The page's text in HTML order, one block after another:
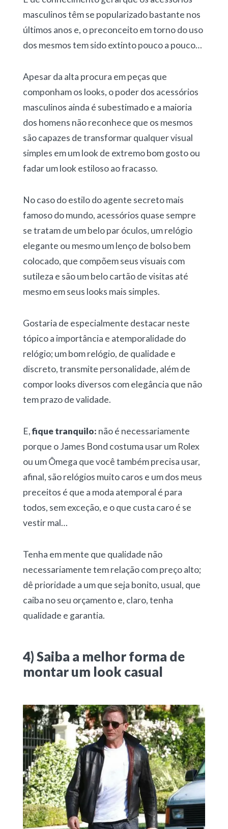
masculinos têm se popularizado bastante nos
últimos anos e, o preconceito em torno do uso
dos mesmos tem sido extinto pouco a pouco…
Apesar da alta procura em peças que
componham os looks, o poder dos acessórios
masculinos ainda é subestimado e a maioria
dos homens não reconhece que os mesmos
são capazes de transformar qualquer visual
simples em um look de extremo bom gosto ou
fadar um look estiloso ao fracasso.
No caso do estilo do agente secreto mais
famoso do mundo, acessórios quase sempre
se tratam de um belo par óculos, um relógio
elegante ou mesmo um lenço de bolso bem
colocado, que compõem seus visuais com
sutileza e são um belo cartão de visitas até
mesmo em seus looks mais simples.
Gostaria de especialmente destacar neste
tópico a importância e atemporalidade do
relógio; um bom relógio, de qualidade e
discreto, transmite personalidade, além de
compor looks diversos com elegância que não
tem prazo de validade.
E,fique tranquilo: não é necessariamente
porque o James Bond costuma usar um Rolex
ou um Ômega que você também precisa usar,
afinal, são relógios muito caros e um dos meus
preceitos é que a moda atemporal é para
todos, sem exceção, e o que custa caro é se
vestir mal…
Tenha em mente que qualidade não
necessariamente tem relação com preço alto;
dê prioridade a um que seja bonito, usual, que
caiba no seu orçamento e, claro, tenha
qualidade e garantia.
4) Saiba a melhor forma de
montar um look casual